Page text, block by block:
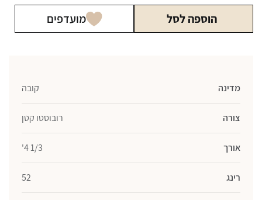
הוספה לסל מועדפים
מדינה קובה
צורה רובוסטו קטן
אורך 1/3 4'
רינג 52